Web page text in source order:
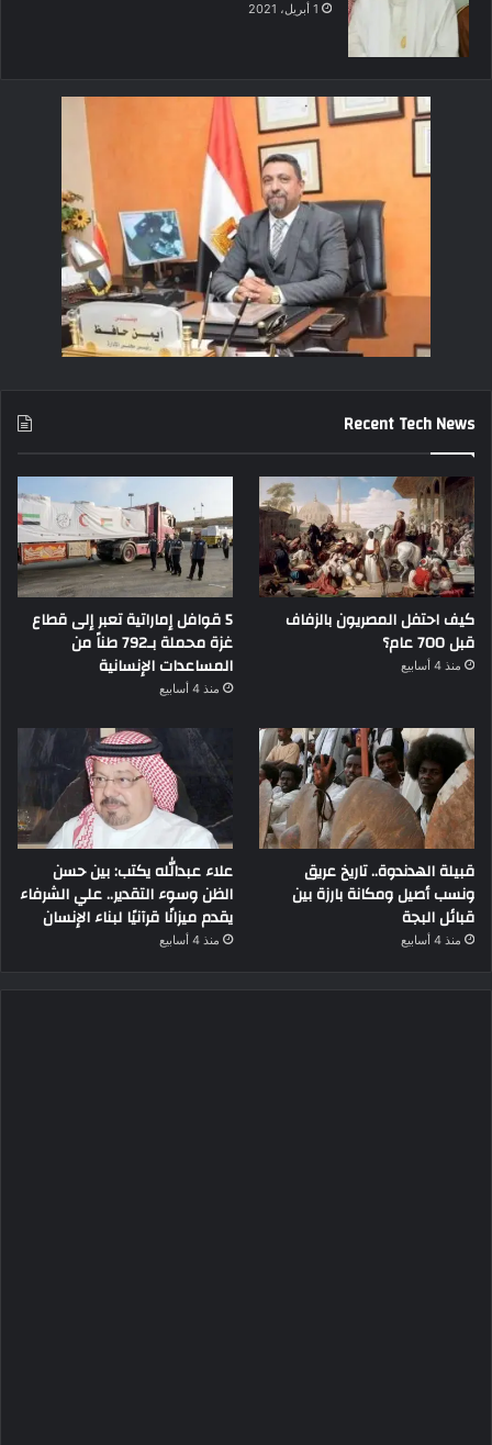
1 أبريل، 2021
Recent Tech News
كيف احتفل المصريون بالزفاف
قبل 700 عام؟
منذ 4 أسابيع
5 قوافل إماراتية تعبر إلى قطاع
غزة محملة بـ792 طناً من
المساعدات الإنسانية
منذ 4 أسابيع
قبيلة الهدندوة.. تاريخ عريق
ونسب أصيل ومكانة بارزة بين
قبائل البجة
منذ 4 أسابيع
علاء عبدالله يكتب: بين حسن
الظن وسوء التقدير.. علي الشرفاء
يقدم ميزانًا قرآنيًا لبناء الإنسان
منذ 4 أسابيع